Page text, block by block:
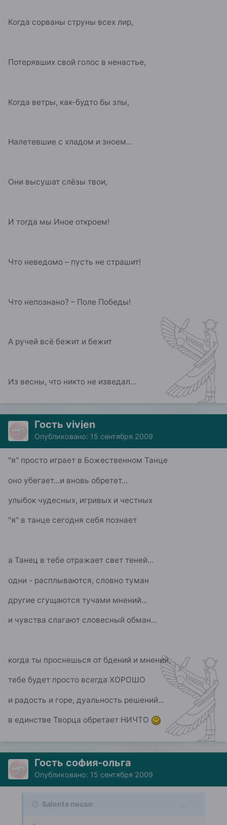
Когда сорваны струны всех лир,
Потерявших свой голос в ненастье,
Когда ветры, как-будто бы злы,
Налетевшие с хладом и зноем…
Они высушат слёзы твои,
И тогда мы Иное откроем!
Что неведомо – пусть не страшит!
Что непознано? – Поле Победы!
А ручей всё бежит и бежит
Из весны, что никто не изведал…
Гость vivjen
Опубликовано: 15 сентября 2009
"я" просто играет в Божественном Танце
оно убегает...и вновь обретет...
улыбок чудесных, игривых и честных
"я" в танце сегодня себя познает
а Танец в тебе отражает свет теней...
одни - расплываются, словно туман
другие сгущаются тучами мнений...
и чувства слагают словесный обман...
когда ты проснешься от бдений и мнений,
тебе будет просто всегда ХОРОШО
и радость и горе, дуальность решений...
в единстве Творца обретает НИЧТО
Гость софия-ольга
Опубликовано: 15 сентября 2009
Salenta писал: